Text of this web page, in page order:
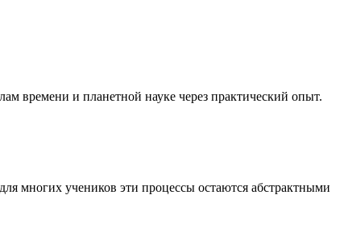
времени и планетной науке через практический опыт.
многих учеников эти процессы остаются абстрактными